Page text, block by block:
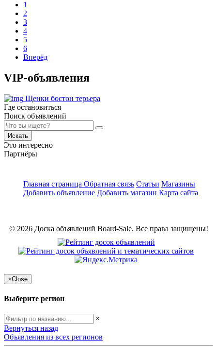
1
2
3
4
5
6
Вперёд
VIP-объявления
Щенки бостон терьера
Где остановиться
Поиск объявлений
Искать
Это интересно
Партнёры
Главная страница Обратная связь Статьи Магазины
Добавить объявление Добавить магазин Карта сайта
© 2026 Доска объявлений Board-Sale. Все права защищены!
×Close
Выберите регион
×
Вернуться назад
Объявления из всех регионов